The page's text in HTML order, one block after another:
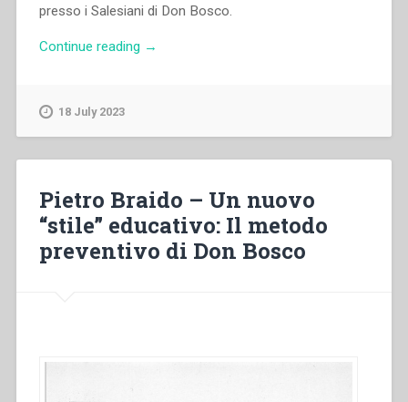
presso i Salesiani di Don Bosco.
Continue reading “Juan
nella
prassi
di
→
18 July 2023
Pietro Braido – Un nuovo
“stile” educativo: Il metodo
preventivo di Don Bosco